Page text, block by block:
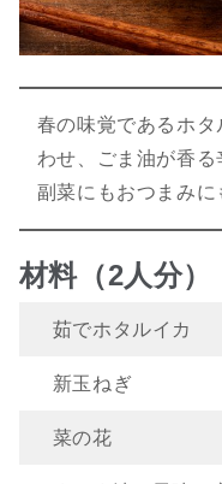
春の味覚であるホ
わせ、ごま油が香る
副菜にもおつまみに
材料（2人分）
茹でホタルイカ
新玉ねぎ
菜の花